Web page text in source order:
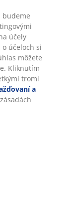
budeme
účely
účeloch si
môžete
Kliknutím
tromi
a